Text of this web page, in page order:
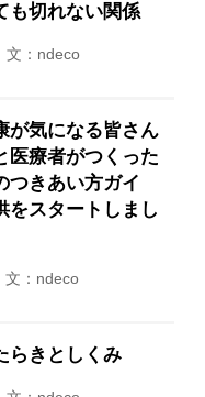
も切れない関係
文：ndeco
が気になる皆さん
医療者がつくった
つきあい方ガイ
をスタートしまし
文：ndeco
らきとしくみ